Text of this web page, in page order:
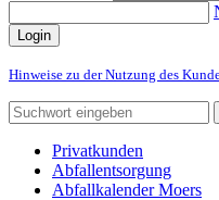
Login
Hinweise zu der Nutzung des
Privatkunden
Abfallentsorgung
Abfallkalender Moers